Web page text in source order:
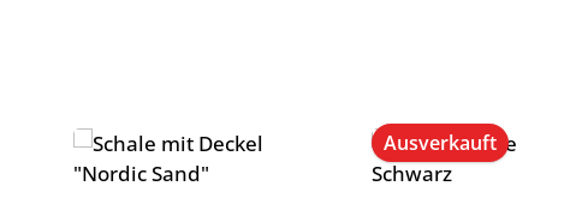
Ausverkauft